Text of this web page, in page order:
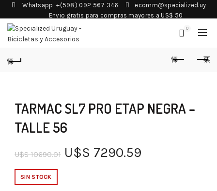
Whatsapp: +(598) 092 567 346
ecomm@specialized.uy
Envio gratis para compras mayores a US$ 50
0
TARMAC SL7 PRO ETAP NEGRA –
TALLE 56
U$S10690.01 U$S 7290.59
SIN STOCK